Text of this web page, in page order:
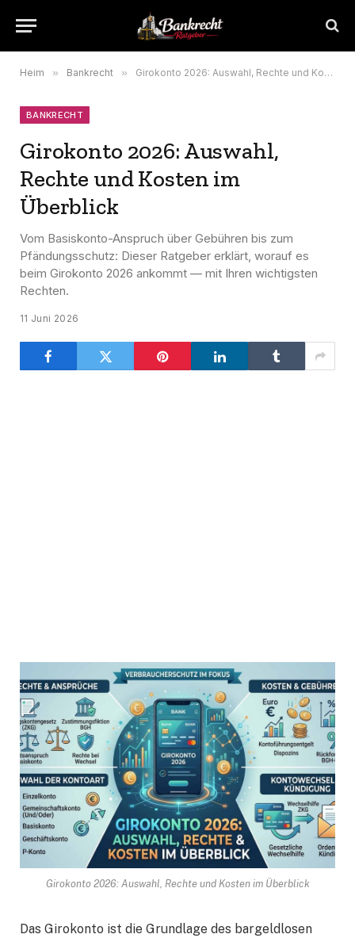
Heim » Bankrecht » Girokonto 2026: Auswahl, Rechte und Kosten im Überblick
BANKRECHT
Girokonto 2026: Auswahl,
Rechte und Kosten im
Überblick
Vom Basiskonto-Anspruch über Gebühren bis zum
Pfändungsschutz: Dieser Ratgeber erklärt, worauf es
beim Girokonto 2026 ankommt — mit Ihren wichtigsten
Rechten.
11 Juni 2026
Girokonto 2026: Auswahl, Rechte und Kosten im Überblick
Das Girokonto ist die Grundlage des bargeldlosen